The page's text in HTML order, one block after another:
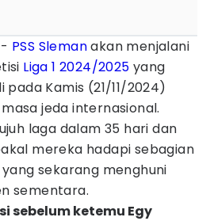
- PSS Slemanakan menjalani
Liga 1 2024/2025 yang
Kamis (21/11/2024)
jeda internasional.
laga dalam 35 hari dan
mereka hadapi sebagian
sekarang menghuni
sementara.
sebelum ketemu Egy